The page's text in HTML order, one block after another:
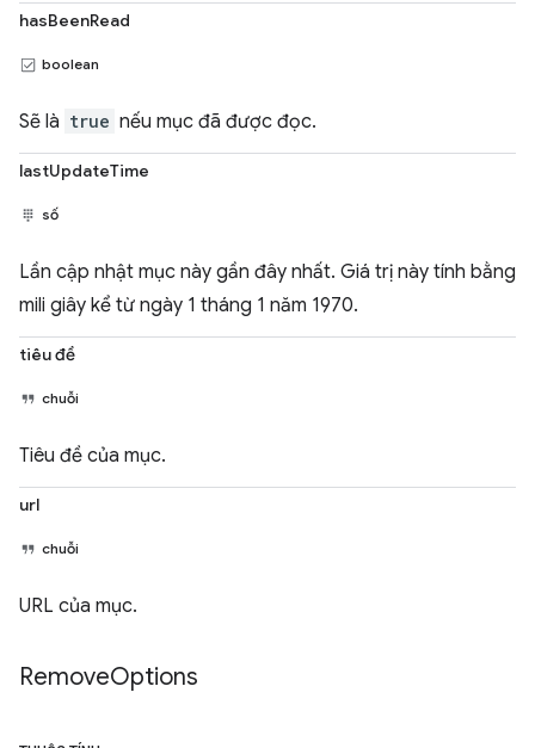
hasBeenRead
boolean
Sẽ là true nếu mục đã được đọc.
lastUpdateTime
số
Lần cập nhật mục này gần đây nhất. Giá trị này tính bằng
mili giây kể từ ngày 1 tháng 1 năm 1970.
tiêu đề
chuỗi
Tiêu đề của mục.
url
chuỗi
URL của mục.
RemoveOptions